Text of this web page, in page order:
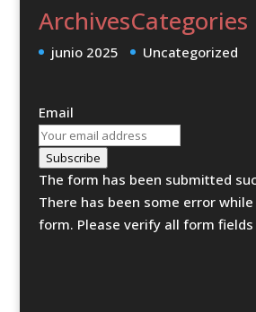
Archives
junio 2025
Categories
Uncategorized
Email
Subscribe
The form has been submitted
There has been some error
form. Please verify all form fields